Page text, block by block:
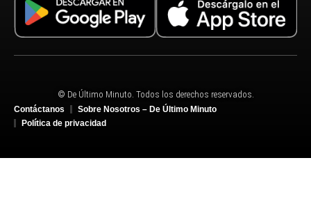
© De Último Minuto. Todos los derechos reservados.
Contáctanos
Sobre Nosotros – De Último Minuto
Política de privacidad